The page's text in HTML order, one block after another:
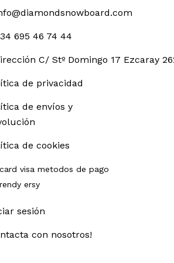
695 46 74 44
C/ Stº Domingo 17 Ezcaray
de privacidad
de envíos y
de cookies
sesión
con nosotros!